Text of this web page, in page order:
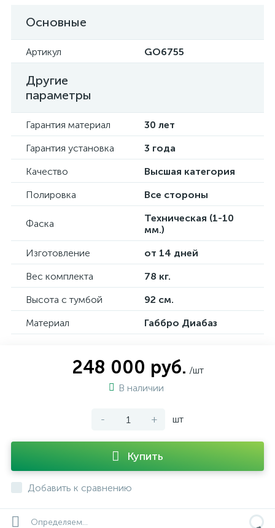
Основные
Артикул GO6755
Другие
параметры
Гарантия материал
30 лет
Гарантия установка
3 года
Качество
Высшая категория
Полировка
Все стороны
Фаска
Техническая (1-10
мм.)
Изготовление
от 14 дней
Вес комплекта
78 кг.
Высота с тумбой
92 см.
Материал
Габбро Диабаз
248 000 руб. /шт
В наличии
- + шт
Купить
Добавить к сравнению
Определяем...